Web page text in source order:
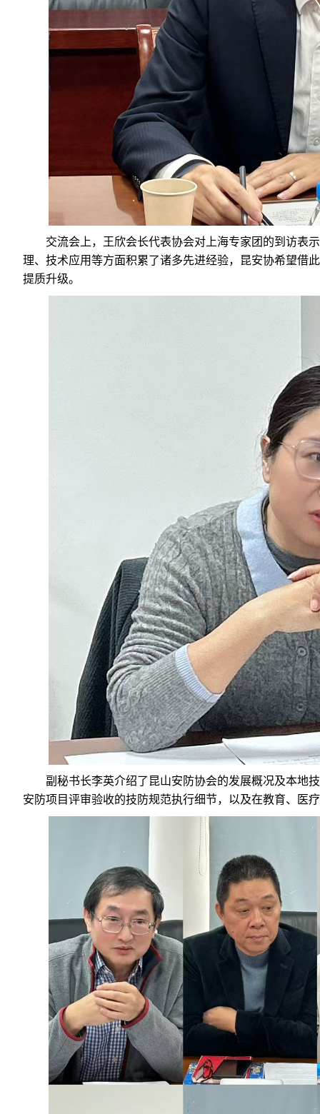
交流会上，王欣会长代表协会对上海专家团的到访表
理、技术应用等方面积累了诸多先进经验，昆安协希望借
提质升级。
副秘书长李英介绍了昆山安防协会的发展概况及本地
安防项目评审验收的技防规范执行细节，以及在教育、医